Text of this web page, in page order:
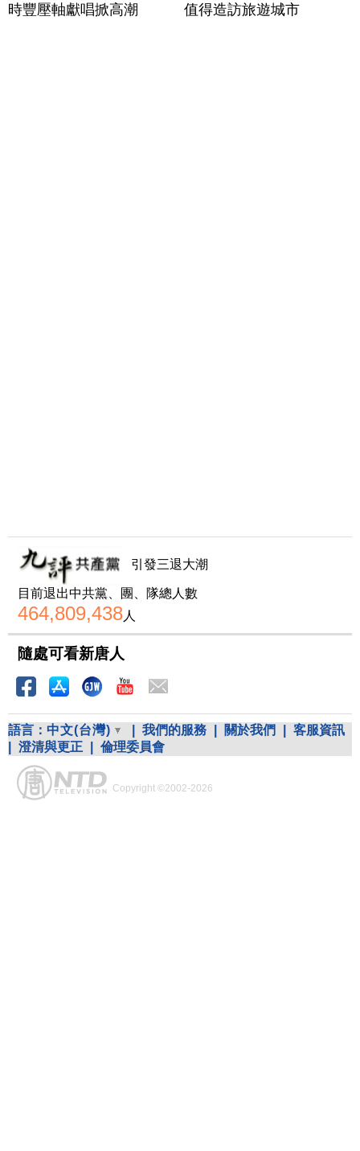
時豐壓軸獻唱掀高潮
值得造訪旅遊城市
引發三退大潮
目前退出中共黨、團、隊總人數
464,809,438人
隨處可看新唐人
語言： 中文(台灣) 我們的服務 關於我們
客服資訊
澄清與更正 倫理委員會
Copyright ©2002-2026